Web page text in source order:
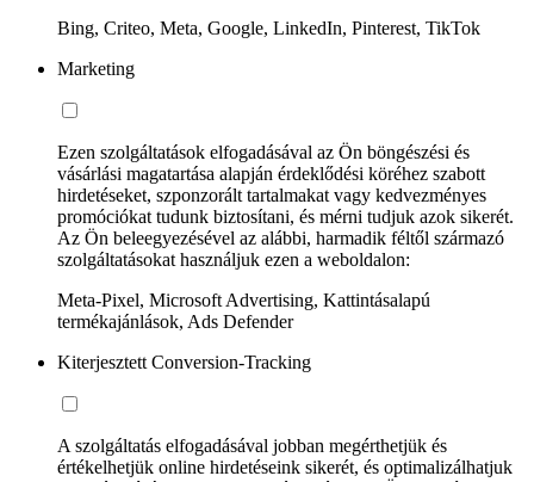
Bing, Criteo, Meta, Google, LinkedIn, Pinterest, TikTok
Marketing
Ezen szolgáltatások elfogadásával az Ön böngészési és
vásárlási magatartása alapján érdeklődési köréhez szabott
hirdetéseket, szponzorált tartalmakat vagy kedvezményes
promóciókat tudunk biztosítani, és mérni tudjuk azok sikerét.
Az Ön beleegyezésével az alábbi, harmadik féltől származó
szolgáltatásokat használjuk ezen a weboldalon:
Meta-Pixel, Microsoft Advertising, Kattintásalapú
termékajánlások, Ads Defender
Kiterjesztett Conversion-Tracking
A szolgáltatás elfogadásával jobban megérthetjük és
értékelhetjük online hirdetéseink sikerét, és optimalizálhatjuk